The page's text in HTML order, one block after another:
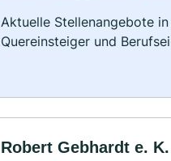
Aktuelle Stellenangebote
Quereinsteiger und
Robert Gebhardt e. K.